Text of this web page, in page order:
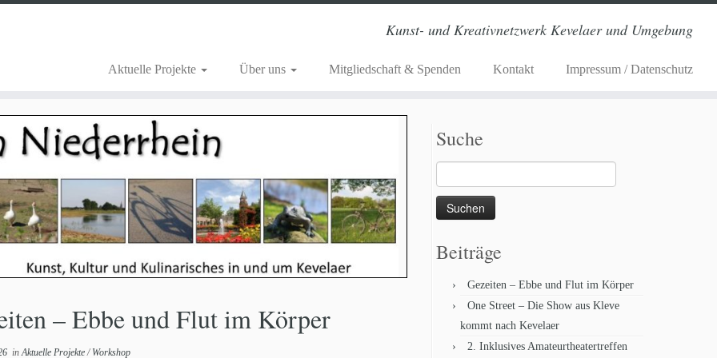
Kunst- und Kreativnetzwerk Kevelaer und Umgebung
Aktuelle Projekte Über uns Mitgliedschaft & Spenden Kontakt Impressum / Datenschutz
– Ebbe und Flut im Körper
inAktuelle Projekte/ Workshop
Suche
nach:
Beiträge
Gezeiten – Ebbe und Flut im Körper
One Street – Die Show aus Kleve
kommt nach Kevelaer
2. Inklusives Amateurtheatertreffen